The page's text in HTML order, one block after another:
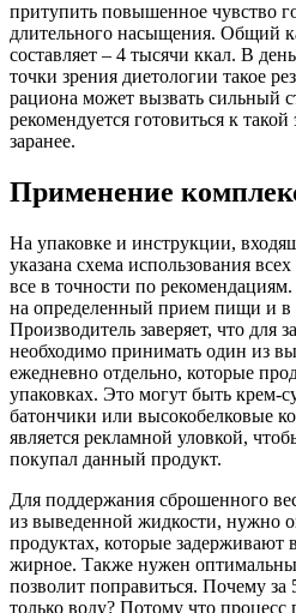
притупить повышенное чувство
длительного насыщения. Общий
составляет – 4 тысячи ккал. В
точки зрения диетологии такое
рациона может вызвать сильный
рекомендуется готовиться к
заранее.
Применение
На упаковке и инструкции,
указана схема использования
все в точности по
на определенный прием пищи и в
Производитель заверяет, что для
необходимо принимать один из
ежедневно отдельно, которые
упаковках. Это могут быть крем-
батончики или высокобелковые
является рекламной уловкой,
покупал данный продукт.
Для поддержания сброшенного
из выведенной жидкости, нужно
продуктах, которые задерживают
жирное. Также нужен
позволит поправиться. Почему
только воду? Потому что процесс